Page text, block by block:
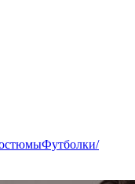
Футболки/